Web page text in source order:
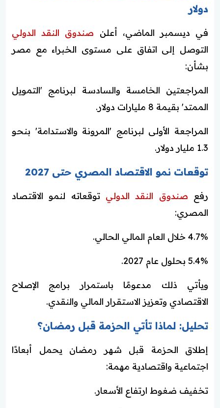
دولار
في ديسمبر الماضي، أعلن صندوق النقد الدولي
التوصل إلى اتفاق على مستوى الخبراء مع مصر
بشأن:
المراجعتين الخامسة والسادسة لبرنامج 'التمويل
الممتد' بقيمة 8 مليارات دولار.
المراجعة الأولى لبرنامج 'المرونة والاستدامة' بنحو
1.3 مليار دولار.
توقعات نمو الاقتصاد المصري حتى 2027
رفع صندوق النقد الدولي توقعاته لنمو الاقتصاد
المصري:
4.7% خلال العام المالي الحالي.
5.4% بحلول عام 2027.
ويأتي ذلك مدعومًا باستمرار برامج الإصلاح
الاقتصادي وتعزيز الاستقرار المالي والنقدي.
تحليل: لماذا تأتي الحزمة قبل رمضان؟
إطلاق الحزمة قبل شهر رمضان يحمل أبعادًا
اجتماعية واقتصادية مهمة:
تخفيف ضغوط ارتفاع الأسعار.